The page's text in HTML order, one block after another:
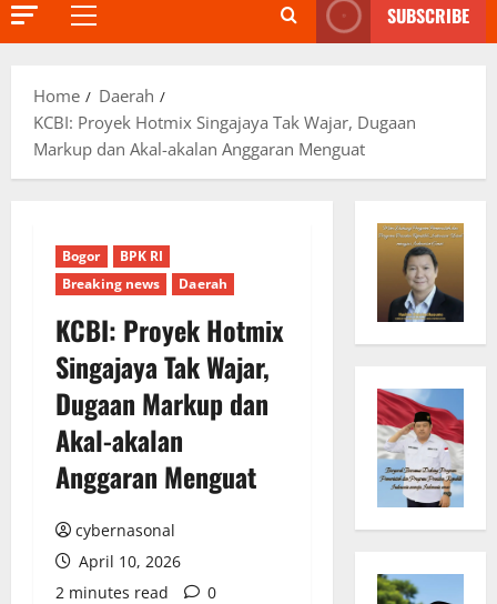
Primary
SUBSCRIBE
Home
Daerah
KCBI: Proyek Hotmix Singajaya Tak Wajar, Dugaan
Markup dan Akal-akalan Anggaran Menguat
Bogor
BPK RI
Breaking news
Daerah
KCBI: Proyek Hotmix
Singajaya Tak Wajar,
Dugaan Markup dan
Akal-akalan
Anggaran Menguat
cybernasonal
April 10, 2026
2 minutes read
0